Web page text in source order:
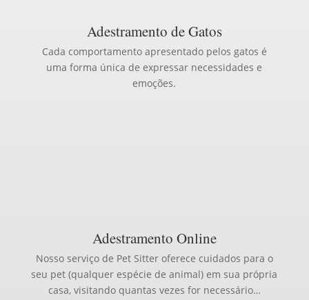
Adestramento de Gatos
Cada comportamento apresentado pelos gatos é
uma forma única de expressar necessidades e
emoções.
Adestramento Online
Nosso serviço de Pet Sitter oferece cuidados para o
seu pet (qualquer espécie de animal) em sua própria
casa, visitando quantas vezes for necessário…